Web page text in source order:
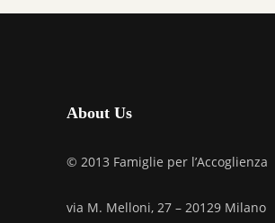
About Us
© 2013 Famiglie per l’Accoglienza
via M. Melloni, 27 – 20129 Milano